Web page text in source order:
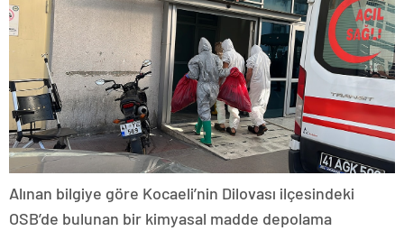
Alınan bilgiye göre Kocaeli’nin Dilovası ilçesindeki
OSB’de bulunan bir kimyasal madde depolama